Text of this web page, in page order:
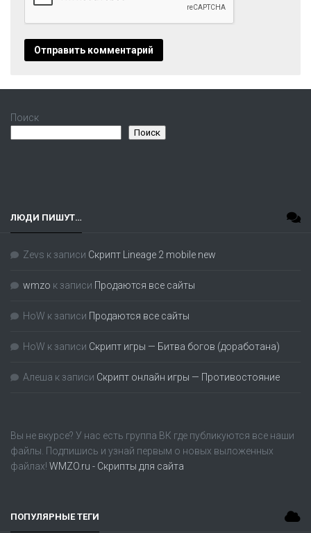
Поиск
Поиск
ЛЮДИ ПИШУТ…
Zevs к записи Скрипт Lineage 2 mobile new
wmzo к записи Продаются все сайты
HoW к записи Продаются все сайты
HoW к записи Скрипт игры — Битва богов (доработана)
Алеша к записи Скрипт онлайн игры — Противостояние
Вы не вкурсе? У нас есть группа ВК где публикуются все наши
файлы. Подпишись и узнай первым о новых выложенных
файлах! WMZO.ru - Скрипты для сайта
ПОПУЛЯРНЫЕ ТЕГИ